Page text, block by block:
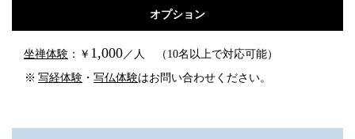
オプション
坐禅体験 ：￥ 1,000／人 （10名以上で対応可能）
※ 写経体験 ・写仏体験はお問い合わせください。